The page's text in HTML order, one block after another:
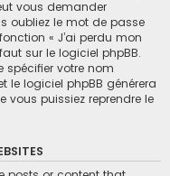
vous demander
oubliez le mot de passe
« J’ai perdu mon
sur le logiciel phpBB.
votre nom
le logiciel phpBB générera
puissiez reprendre le